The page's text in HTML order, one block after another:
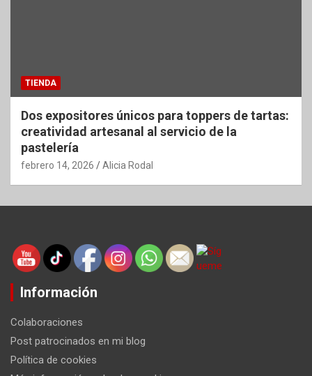
TIENDA
Dos expositores únicos para toppers de tartas:
creatividad artesanal al servicio de la
pastelería
febrero 14, 2026 Alicia Rodal
Información
Colaboraciones
Post patrocinados en mi blog
Política de cookies